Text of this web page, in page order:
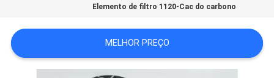
NOTÍCIA
Elemento de filtro 1120-Cac do carbono
MELHOR PREÇO